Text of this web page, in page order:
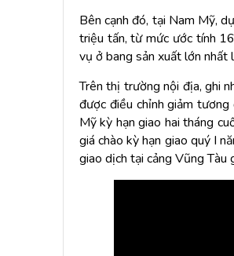
Bên cạnh đó, tại Nam Mỹ,
triệu tấn, từ mức ước tính
vụ ở bang sản xuất lớn nhất
Trên thị trường nội địa, ghi
được điều chỉnh giảm
Mỹ kỳ hạn giao hai tháng
giá chào kỳ hạn giao quý I
giao dịch tại cảng Vũng